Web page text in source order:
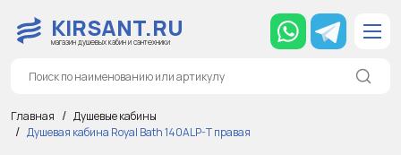
KIRSANT.RU
магазин душевых кабин и сантехники
Главная
Душевые кабины
Душевая кабина Royal Bath 140ALP-T правая